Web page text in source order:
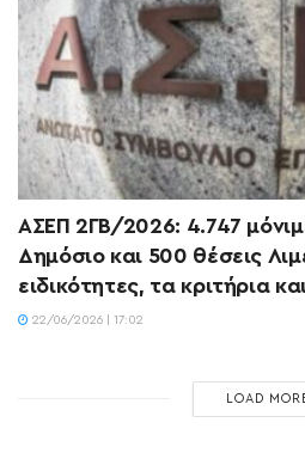
ΑΣΕΠ 2ΓΒ/2026: 4.747
Δημόσιο και 500 θέσεις
ειδικότητες, τα κριτήρια
22/06/2026 | 17:02
LOAD